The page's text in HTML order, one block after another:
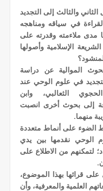
والثالث إلى التجديد
في سياقه ومناهجه
مدى ملاءمته وقدرته على
الإسلامية وأصولها
الموالية عن دراسة
في علوم الوحي عند
الحجوي الثعالبي، و ابن
إلى بحوث أخرى انصبت
منهما.
على أنماط متعددة
الوحي نقدمها بين يدي
لتمكنهم من الاطلاع على
على قرائها بهذا الموضوع،
العلمية والمعرفية، وأن